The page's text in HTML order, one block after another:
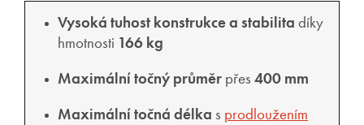
Vysoká tuhost konstrukce a stabilita díky
hmotnosti 166 kg
Maximální točný průměr přes 400 mm
Maximální točná délka s prodloužením